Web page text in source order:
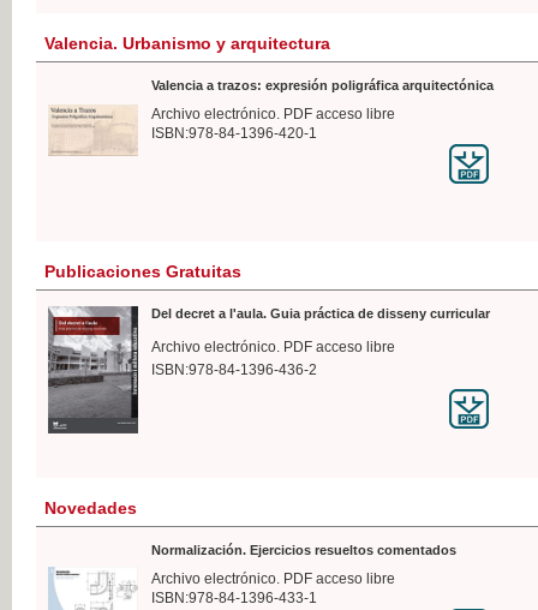
Valencia. Urbanismo y arquitectura
Valencia a trazos: expresión poligráfica arquitectónica
Archivo electrónico. PDF acceso libre
ISBN:978-84-1396-420-1
Publicaciones Gratuitas
Del decret a l'aula. Guia práctica de disseny curricular
Archivo electrónico. PDF acceso libre
ISBN:978-84-1396-436-2
Novedades
Normalización. Ejercicios resueltos comentados
Archivo electrónico. PDF acceso libre
ISBN:978-84-1396-433-1